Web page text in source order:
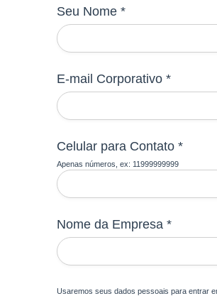
Seu Nome *
E-mail Corporativo *
Celular para Contato *
Apenas números, ex: 11999999999
Nome da Empresa *
Usaremos seus dados pessoais para entrar